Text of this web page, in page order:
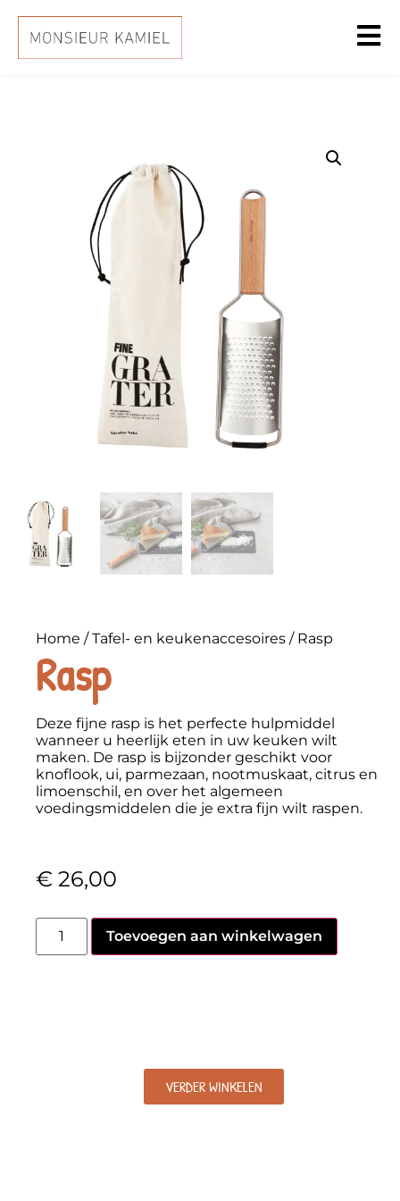
Home /Tafel- en keukenaccesoires / Rasp
Rasp
Deze fijne rasp is het perfecte hulpmiddel
wanneer u heerlijk eten in uw keuken wilt
maken. De rasp is bijzonder geschikt voor
knoflook, ui, parmezaan, nootmuskaat, citrus en
limoenschil, en over het algemeen
voedingsmiddelen die je extra fijn wilt raspen.
€ 26,00
Toevoegen aan winkelwagen
VERDER WINKELEN